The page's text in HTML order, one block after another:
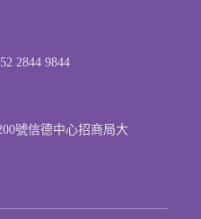
2844 9844
號信德中心招商局大